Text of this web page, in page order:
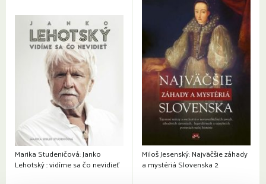
Marika Studeničová: Janko
Lehotský : vidíme sa čo nevidieť
Miloš Jesenský: Najväčšie záhady
a mystériá Slovenska 2